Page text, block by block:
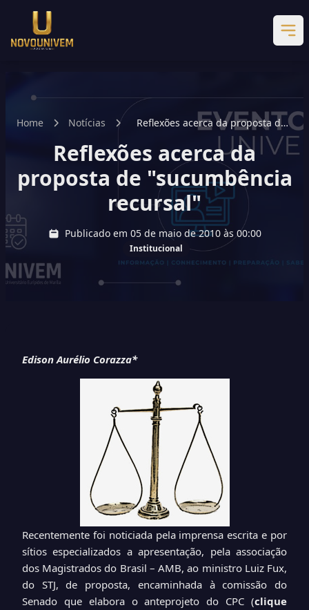
Home Notícias
Reflexões acerca da proposta de
"sucumbência recursal"
Reflexões acerca da
proposta de "sucumbência
recursal"
Publicado em 05 de maio de 2010 às 00:00
Institucional
Edison Aurélio Corazza*
Recentemente foi noticiada pela imprensa escrita e por
sítios especializados a apresentação, pela associação
dos Magistrados do Brasil – AMB, ao ministro Luiz Fux,
do STJ, de proposta, encaminhada à comissão do
Senado que elabora o anteprojeto do CPC (clique